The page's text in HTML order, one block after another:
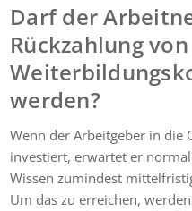
Darf der
Rückzahlung
werden?
Wenn der Arbeitgeber in
investiert, erwartet er
Wissen zumindest
Um das zu erreichen,